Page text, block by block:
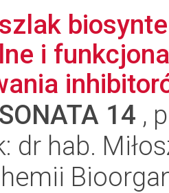
i
SONATA 14 ,
dr hab.